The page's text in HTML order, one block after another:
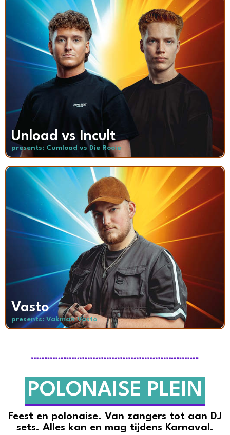
Unload vs Incult
presents: Cumload vs Die Rooie
Vasto
presents: Vakman Vasto
POLONAISE PLEIN
Feest en polonaise. Van zangers tot aan DJ
sets. Alles kan en mag tijdens Karnaval.